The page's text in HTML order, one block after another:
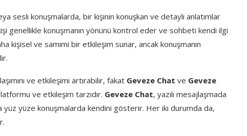
sesli konuşmalarda, bir kişinin konuşkan ve detaylı anlatımlar
genellikle konuşmanın yönünü kontrol eder ve sohbeti kendi ilgi
kişisel ve samimi bir etkileşim sunar, ancak konuşmanın
ve etkileşimi artırabilir, fakat Geveze Chat ve Geveze
ve etkileşim tarzıdır. Geveze Chat, yazılı mesajlaşmada
yüz yüze konuşmalarda kendini gösterir. Her iki durumda da,